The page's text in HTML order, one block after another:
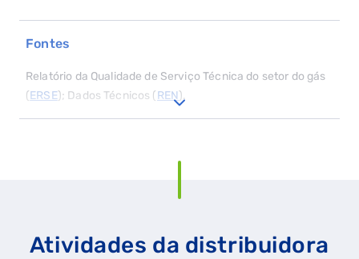
Fontes
Relatório da Qualidade de Serviço Técnica do setor do gás
(ERSE); Dados Técnicos (REN).
Atividades da distribuidora